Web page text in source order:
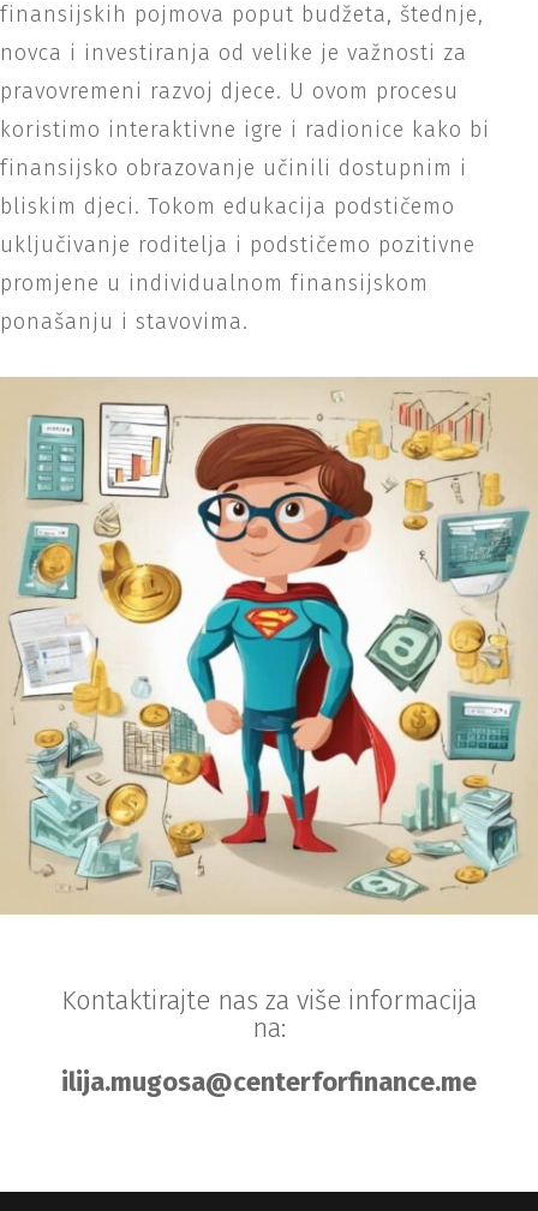
finansijskih pojmova poput budžeta, štednje,
novca i investiranja od velike je važnosti za
pravovremeni razvoj djece. U ovom procesu
koristimo interaktivne igre i radionice kako bi
finansijsko obrazovanje učinili dostupnim i
bliskim djeci. Tokom edukacija podstičemo
uključivanje roditelja i podstičemo pozitivne
promjene u individualnom finansijskom
ponašanju i stavovima.
Kontaktirajte nas za više informacija
na:
ilija.mugosa@centerforfinance.me